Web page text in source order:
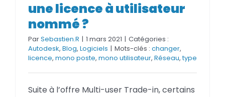
une licence à utilisateur
nommé ?
ParSebastien.R | 1 mars 2021 | Catégories :
Autodesk, Blog, Logiciels | Mots-clés : changer,
licence, mono poste, mono utilisateur, Réseau,type
Suite à l’offre Multi-user Trade-in, certains